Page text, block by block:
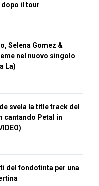
il tour
Selena Gomez &
nel nuovo singolo
La)
svela la title track del
cantando Petal in
del fondotinta per una